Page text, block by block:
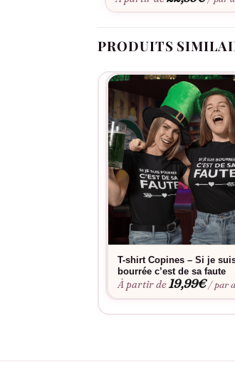
PRODUITS
T-shirt Copines – Si je
bourrée c’est de sa faute
À partir de19,99€ / par